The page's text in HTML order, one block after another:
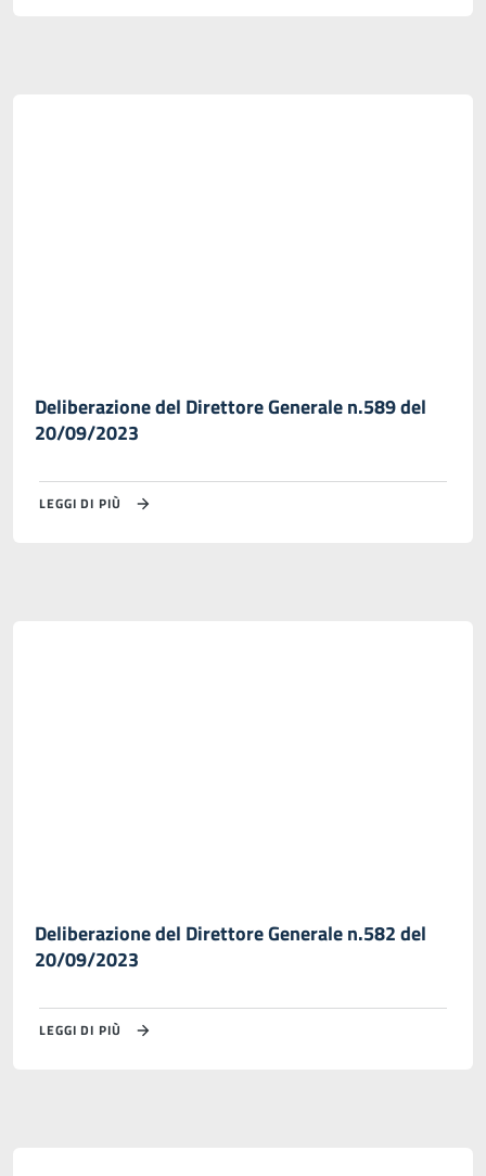
Deliberazione del Direttore Generale n.589 del
20/09/2023
LEGGI DI PIÙ
Deliberazione del Direttore Generale n.582 del
20/09/2023
LEGGI DI PIÙ